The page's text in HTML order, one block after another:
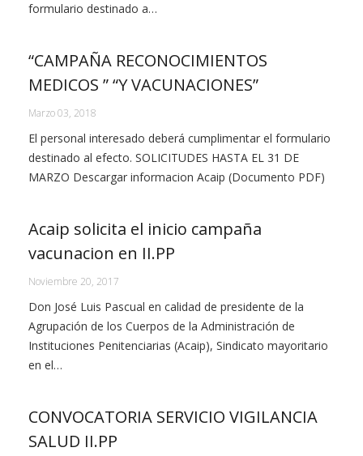
formulario destinado a…
“CAMPAÑA RECONOCIMIENTOS
MEDICOS ” “Y VACUNACIONES”
Marzo 03, 2018
El personal interesado deberá cumplimentar el formulario
destinado al efecto. SOLICITUDES HASTA EL 31 DE
MARZO Descargar informacion Acaip (Documento PDF)
Acaip solicita el inicio campaña
vacunacion en II.PP
Noviembre 20, 2017
Don José Luis Pascual en calidad de presidente de la
Agrupación de los Cuerpos de la Administración de
Instituciones Penitenciarias (Acaip), Sindicato mayoritario
en el…
CONVOCATORIA SERVICIO VIGILANCIA
SALUD II.PP